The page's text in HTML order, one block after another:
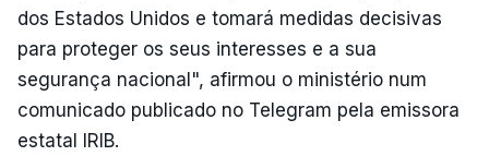
dos Estados Unidos e tomará medidas decisivas
para proteger os seus interesses e a sua
segurança nacional", afirmou o ministério num
comunicado publicado no Telegram pela emissora
estatal IRIB.